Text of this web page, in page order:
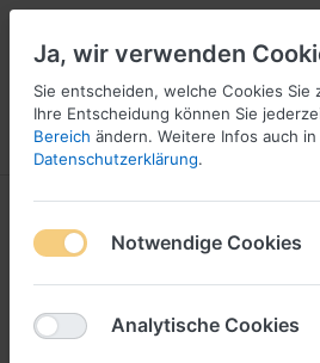
Menü Anmelden Vergleichen
Ja, wir verwenden
Sie entscheiden, welche Cookies Sie
Ihre Entscheidung können Sie
Bereich ändern. Weitere Infos auch
Datenschutzerklärung.
Notwendige Cookies
Analytische Cookies